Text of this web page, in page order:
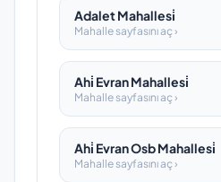
Adalet Mahallesi̇
Mahalle sayfasını aç ›
Ahi̇ Evran Mahallesi̇
Mahalle sayfasını aç ›
Ahi̇ Evran Osb Mahallesi̇
Mahalle sayfasını aç ›